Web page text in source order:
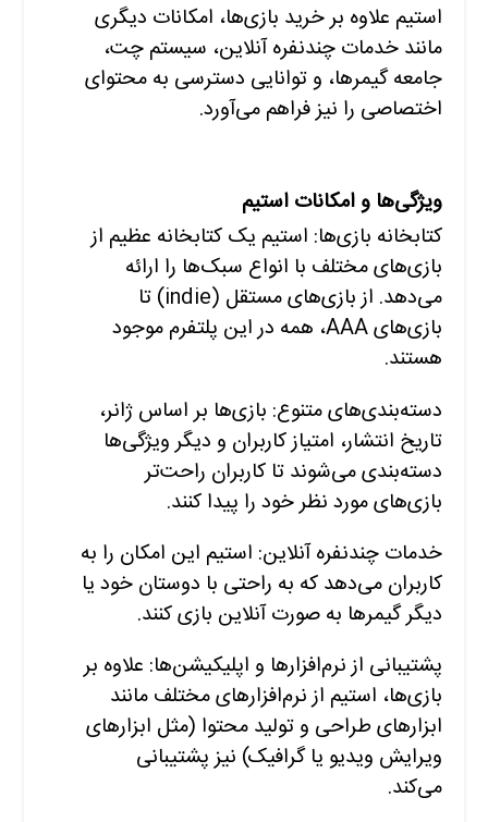
استیم علاوه بر خرید بازی‌ها، امکانات دیگری
مانند خدمات چندنفره آنلاین، سیستم چت،
جامعه گیمرها، و توانایی دسترسی به محتوای
اختصاصی را نیز فراهم می‌آورد.
ویژگی‌ها و امکانات استیم
کتابخانه بازی‌ها: استیم یک کتابخانه عظیم از
بازی‌های مختلف با انواع سبک‌ها را ارائه
می‌دهد. از بازی‌های مستقل (indie) تا
بازی‌های AAA، همه در این پلتفرم موجود
هستند.
دسته‌بندی‌های متنوع: بازی‌ها بر اساس ژانر،
تاریخ انتشار، امتیاز کاربران و دیگر ویژگی‌ها
دسته‌بندی می‌شوند تا کاربران راحت‌تر
بازی‌های مورد نظر خود را پیدا کنند.
خدمات چندنفره آنلاین: استیم این امکان را به
کاربران می‌دهد که به راحتی با دوستان خود یا
دیگر گیمرها به صورت آنلاین بازی کنند.
پشتیبانی از نرم‌افزارها و اپلیکیشن‌ها: علاوه بر
بازی‌ها، استیم از نرم‌افزارهای مختلف مانند
ابزارهای طراحی و تولید محتوا (مثل ابزارهای
ویرایش ویدیو یا گرافیک) نیز پشتیبانی
می‌کند.